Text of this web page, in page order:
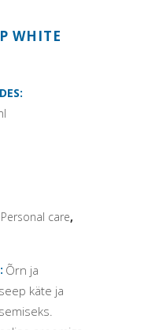
WHITE
Personal care,
Õrn ja
käte ja